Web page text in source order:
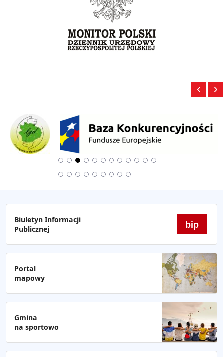
‹ ›
Biuletyn Informacji
Publicznej
bip
Portal
mapowy
Gmina
na sportowo